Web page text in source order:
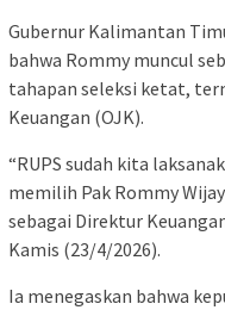
Gubernur Kalimantan
bahwa Rommy muncul
tahapan seleksi ketat,
Keuangan (OJK).
“RUPS sudah kita
memilih Pak Rommy
sebagai Direktur
Kamis (23/4/2026).
Ia menegaskan bahwa